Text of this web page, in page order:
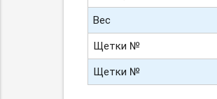
Вес
Щетки №
Щетки №